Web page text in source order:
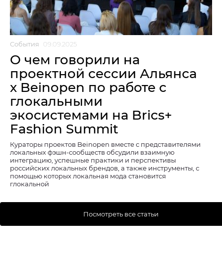
События 09.09.2025
О чем говорили на
проектной сессии Альянса
x Beinopen по работе с
глокальными
экосистемами на Brics+
Fashion Summit
Кураторы проектов Beinopen вместе с представителями
локальных фэшн-сообществ обсудили взаимную
интеграцию, успешные практики и перспективы
российских локальных брендов, а также инструменты, с
помощью которых локальная мода становится
глокальной
Посмотреть все статьи